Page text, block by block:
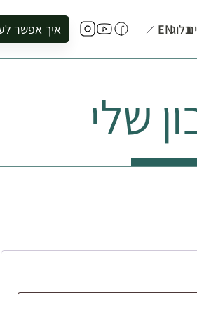
בלוגEN איך אפשר
להזמין סיור
לתאם ביקור
שלי